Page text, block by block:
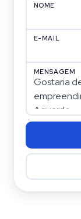
NOME
E-MAIL
MENSAGEM